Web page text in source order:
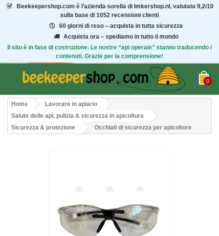
Beekeepershop.com è l’azienda sorella di Imkershop.nl, valutata 9,2/10
sulla base di 1052 recensioni clienti
60 giorni di reso – acquista in tutta sicurezza
Acquista ora – spediamo in tutto il mondo
Il sito è in fase di costruzione. Le nostre “api operaie” stanno traducendo i
contenuti. Grazie per la comprensione!
0
Home
Lavorare in apiario
Salute delle api, pulizia & sicurezza in apicoltura
Sicurezza & protezione
Occhiali di sicurezza per apicoltore